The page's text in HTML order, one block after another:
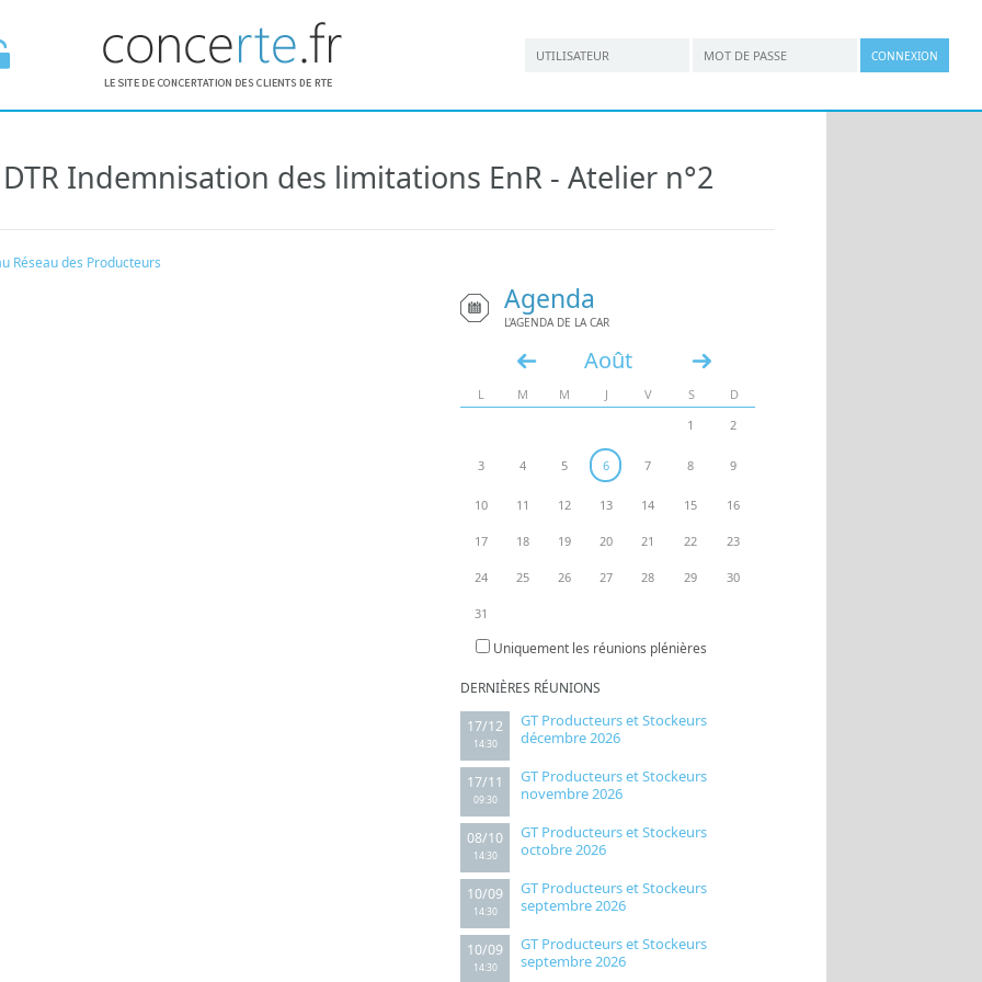
ESPACE
DTR Indemnisation des limitations EnR - Atelier n°2
Réseau des Producteurs
Agenda
L'AGENDA DE LA CAR
Août
« »
L M M J V S
D
1
2
3 4 5 6 7 8 9
10 11 12 13 14 15 16
17 18 19 20 21 22 23
24 25 26 27 28 29 30
31
Uniquement les réunions plénières
DERNIÈRES RÉUNIONS
17/12
14:30
GT Producteurs et Stockeurs
décembre 2026
17/11
09:30
GT Producteurs et Stockeurs
novembre 2026
08/10
14:30
GT Producteurs et Stockeurs
octobre 2026
10/09
14:30
GT Producteurs et Stockeurs
septembre 2026
10/09
14:30
GT Producteurs et Stockeurs
septembre 2026